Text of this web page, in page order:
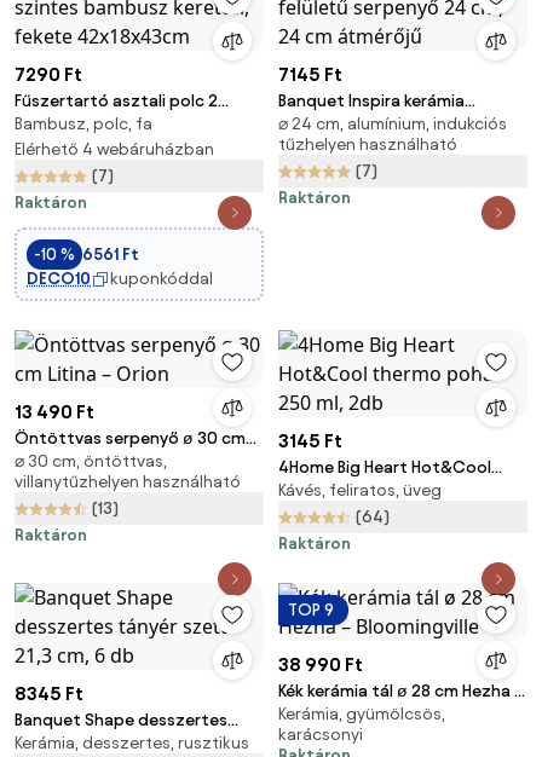
7290 Ft
Fűszertartó asztali polc 2
szintes bambusz kerettel,
fekete 42x18x43cm
Bambusz, polc, fa
Elérhető 4 webáruházban
(7)
Raktáron
-10 % 6561 Ft
DECO10
kuponkóddal
7145 Ft
Banquet Inspira kerámia
felületű serpenyő 24 cm, 24 cm
átmérőjű
⌀ 24 cm, alumínium, indukciós
tűzhelyen használható
(7)
Raktáron
13 490 Ft
Öntöttvas serpenyő ø 30 cm
Litina – Orion
⌀ 30 cm, öntöttvas,
villanytűzhelyen használható
(13)
Raktáron
3145 Ft
4Home Big Heart Hot&Cool
thermo pohár 250 ml, 2db
Kávés, feliratos, üveg
(64)
Raktáron
8345 Ft
Banquet Shape desszertes
tányér szett 21,3 cm, 6 db
Kerámia, desszertes, rusztikus
TOP 9
38 990 Ft
Kék kerámia tál ø 28 cm Hezha –
Bloomingville
Kerámia, gyümölcsös,
karácsonyi